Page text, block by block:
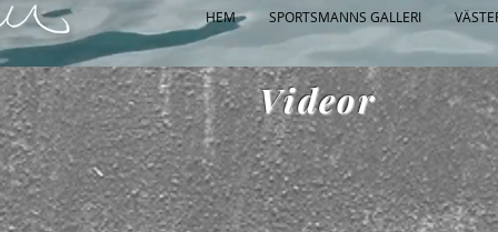
HEM SPORTSMANNS GALLERI
Videor